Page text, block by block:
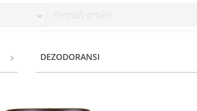
DEZODORANSI